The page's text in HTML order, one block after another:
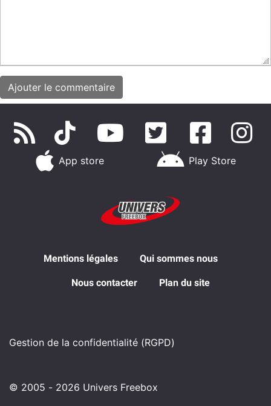
App store Play Store
Mentions légales Qui sommes nous
Nous contacter Plan du site
Gestion de la confidentialité (RGPD)
© 2005 - 2026 Univers Freebox